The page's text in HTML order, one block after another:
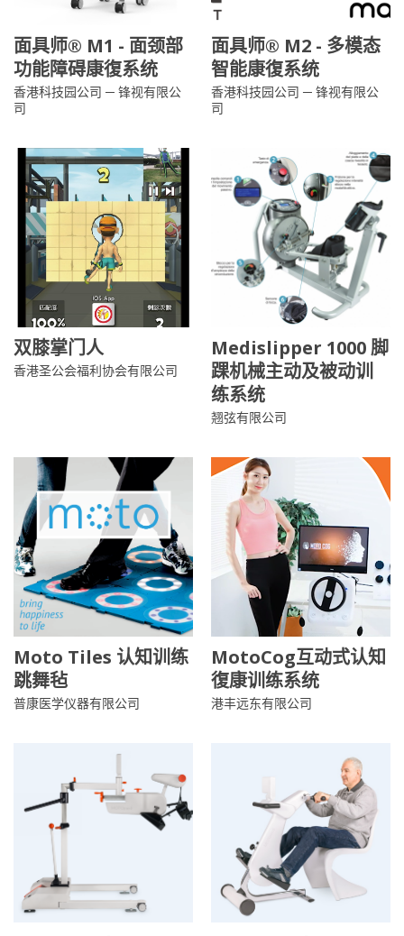
面具师® M1 - 面颈部
功能障碍康復系统
香港科技园公司 ─ 锋视有限公
司
面具师® M2 - 多模态
智能康復系统
香港科技园公司 ─ 锋视有限公
司
双膝掌门人
香港圣公会福利协会有限公司
Medislipper 1000 脚
踝机械主动及被动训
练系统
翘弦有限公司
Moto Tiles 认知训练
跳舞毡
普康医学仪器有限公司
MotoCog互动式认知
復康训练系统
港丰远东有限公司